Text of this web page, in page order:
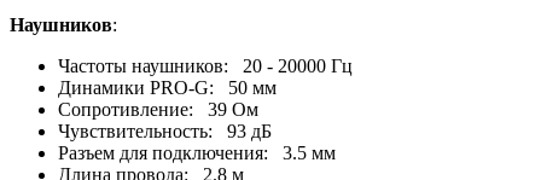
Наушников:
Частоты наушников: 20 - 20000 Гц
Динамики PRO-G: 50 мм
Сопротивление: 39 Ом
Чувствительность: 93 дБ
Разъем для подключения: 3.5 мм
Длина провода: 2.8 м